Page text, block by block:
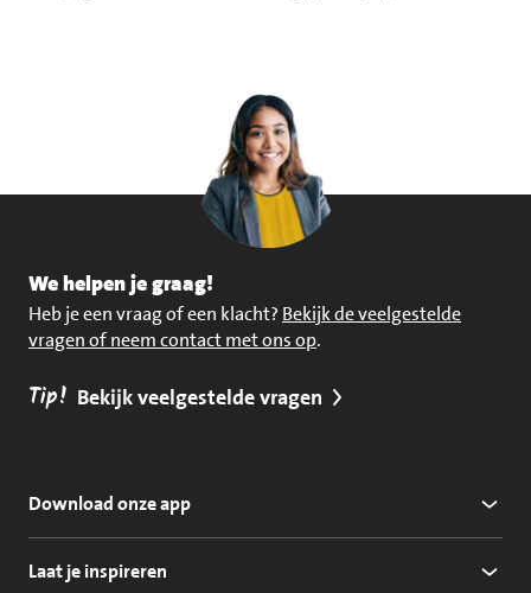
We helpen je graag!
Heb je een vraag of een klacht? Bekijk de veelgestelde
vragen of neem contact met ons op.
Tip! Bekijk veelgestelde vragen
Download onze app
Laat je inspireren